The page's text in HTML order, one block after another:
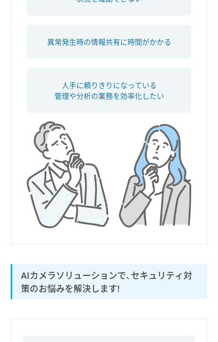
異常発生時の情報共有に時間がかかる
人手に頼りきりになっている
管理や分析の業務を効率化したい
AIカメラソリューションで、セキュリティ対
策のお悩みを解決します!